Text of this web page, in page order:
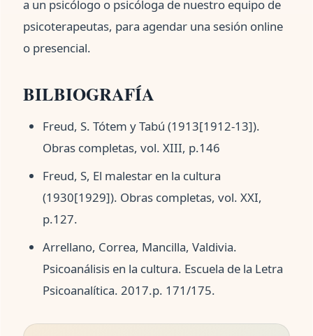
a un psicólogo o psicóloga de nuestro equipo de
psicoterapeutas, para agendar una sesión online
o presencial.
BILBIOGRAFÍA
Freud, S. Tótem y Tabú (1913[1912-13]).
Obras completas, vol. XIII, p.146
Freud, S, El malestar en la cultura
(1930[1929]). Obras completas, vol. XXI,
p.127.
Arrellano, Correa, Mancilla, Valdivia.
Psicoanálisis en la cultura. Escuela de la Letra
Psicoanalítica. 2017.p. 171/175.